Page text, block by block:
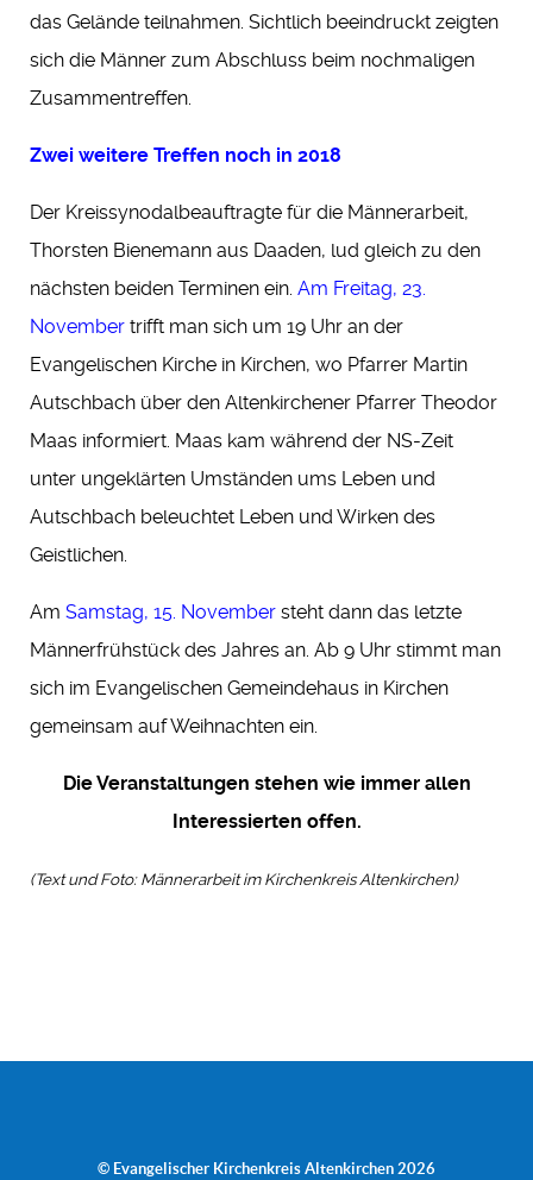
das Gelände teilnahmen. Sichtlich beeindruckt zeigten
sich die Männer zum Abschluss beim nochmaligen
Zusammentreffen.
Zwei weitere Treffen noch in 2018
Der Kreissynodalbeauftragte für die Männerarbeit,
Thorsten Bienemann aus Daaden, lud gleich zu den
nächsten beiden Terminen ein. Am Freitag, 23.
November trifft man sich um 19 Uhr an der
Evangelischen Kirche in Kirchen, wo Pfarrer Martin
Autschbach über den Altenkirchener Pfarrer Theodor
Maas informiert. Maas kam während der NS-Zeit
unter ungeklärten Umständen ums Leben und
Autschbach beleuchtet Leben und Wirken des
Geistlichen.
Am Samstag, 15. November steht dann das letzte
Männerfrühstück des Jahres an. Ab 9 Uhr stimmt man
sich im Evangelischen Gemeindehaus in Kirchen
gemeinsam auf Weihnachten ein.
Die Veranstaltungen stehen wie immer allen
Interessierten offen.
(Text und Foto: Männerarbeit im Kirchenkreis Altenkirchen)
© Evangelischer Kirchenkreis Altenkirchen 2026